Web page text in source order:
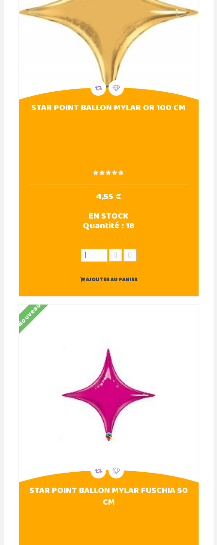
STAR POINT BALLON MYLAR OR 100 CM
4,55 €
EN STOCK
Quantité :18
AJOUTER AU PANIER
Nouveau
STAR POINT BALLON MYLAR FUSCHIA 50
CM